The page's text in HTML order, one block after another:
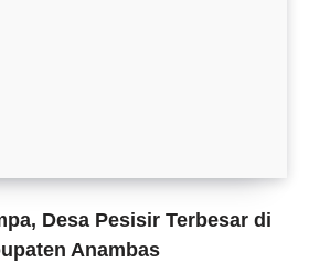
Desa Pesisir Terbesar di
Anambas